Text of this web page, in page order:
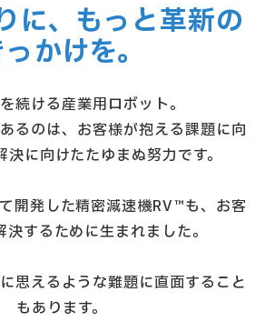
に、もっと革新の
かけを。
続ける産業用ロボット。
るのは、お客様が抱える課題に向
決に向けたたゆまぬ努力です。
開発した精密減速機RV™も、お客
するために生まれました。
思えるような難題に直面すること
もあります。